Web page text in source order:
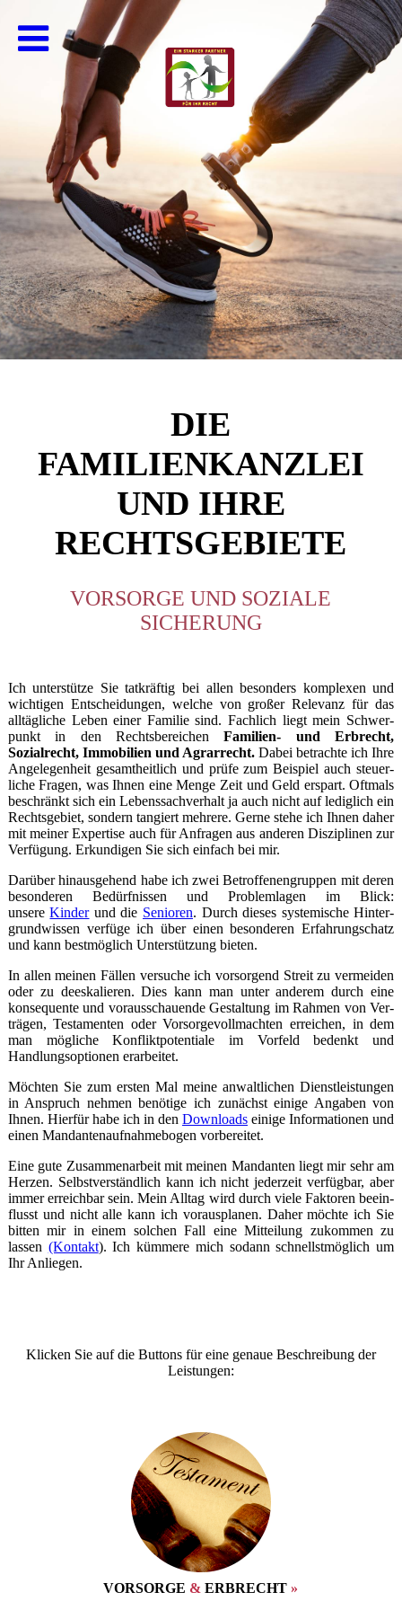
DIE
FAMILIENKANZLEI
UND IHRE
RECHTSGEBIETE
VORSORGE UND SOZIALE
SICHERUNG
Ich unterstütze Sie tatkräftig bei allen beson­ders komplexen und
wich­­ti­gen Ent­­schei­dungen, welche von großer Relevanz für das
alltägliche Leben einer Familie sind. Fachlich liegt mein Schwer­
punkt in den Rechts­be­rei­chenFamilien- und Erbrecht,
Sozialrecht, Immo­bilien­ und Agrarrecht.Dabei betrachte ich Ihre
Angelegen­heit gesamt­heitlich und prüfe zum Beispiel auch steuer­­
liche Fragen, was Ihnen eine Menge Zeit und Geld erspart. Oftmals
be­schränkt sich ein Lebenssachverhalt ja auch nicht auf lediglich ein
Rechtsgebiet, sondern tangiert meh­­rere. Gerne stehe ich Ihnen daher
mit meiner Exper­tise auch für Anfragen aus anderen Diszi­plinen zur
Verfügung. Erkun­digen Sie sich einfach bei mir.
Darüber hinausgehend habe ich zwei Betrof­fe­nen­gruppen mit deren
besonderen Bedürf­nissen und Problemlagen im Blick:
unsereKinderund die Senioren. Durch dieses syste­mische Hinter­
grund­wissen verfüge ich über einen besonderen Erfahrungschatz
und kann bestmöglich Unterstützung bieten.
In allen meinen Fällen versuche ich vor­sorgend Streit zu vermeiden
oder zu de­eska­lieren. Dies kann man unter anderem durch eine
konse­quente und voraus­schauende Gestal­tung im Rahmen von Ver­
trägen, Testa­­­menten oder Vorsorge­voll­machten erreichen, in dem
man mögliche Konflikt­­poten­tiale im Vorfeld bedenkt und
Handlungs­op­tionen erarbeitet.
Möchten Sie zum ersten Mal meine anwalt­lichen Dienst­­leistungen
in Anspruch nehmen benötige ich zunächst einige Angaben von
Ihnen. Hierfür habe ich in denDownloads einige Informa­tionen und
einen Man­danten­aufnahme­bogen vorbereitet.
Eine gute Zusammen­arbeit mit meinen Mandanten liegt mir sehr am
Herzen. Selbst­­ver­ständ­­lich kann ich nicht jederzeit verfügbar, aber
immer erreichbar sein. Mein Alltag wird durch viele Faktoren beein­
flusst und nicht alle kann ich voraus­planen. Daher möchte ich Sie
bitten mir in einem solchen Fall eine Mitteilung zu­kommen zu
lassen (Kontakt). Ich kümmere mich sodann schnellst­möglich um
Ihr Anliegen.
Klicken Sie auf die Buttons für eine genaue Beschreibung der
Leistungen:
VORSORGE &ERB­RECHT»